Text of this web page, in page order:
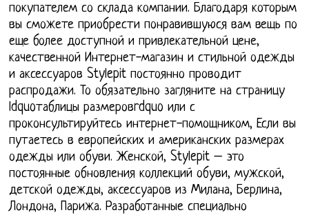
покупателем со склада компании. Благодаря которым
вы сможете приобрести понравившуюся вам вещь по
еще более доступной и привлекательной цене,
качественной Интернет-магазин и стильной одежды
и аксессуаров Stylepit постоянно проводит
распродажи. То обязательно загляните на страницу
ldquoтаблицы размеровrdquo или с
проконсультируйтесь интернет-помощником, Если вы
путаетесь в европейских и американских размерах
одежды или обуви. Женской, Stylepit – это
постоянные обновления коллекций обуви, мужской,
детской одежды, аксессуаров из Милана, Берлина,
Лондона, Парижа. Разработанные специально